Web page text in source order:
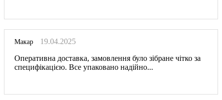
Макар
19.04.2025
Оперативна доставка, замовлення було зібране чітко за
специфікацією. Все упаковано надійно...